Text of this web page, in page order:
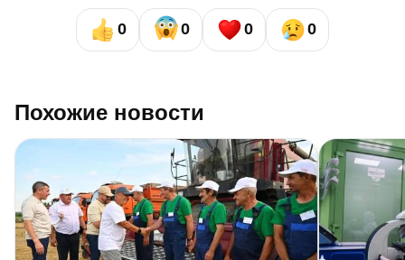
0 0 0 0
Похожие новости